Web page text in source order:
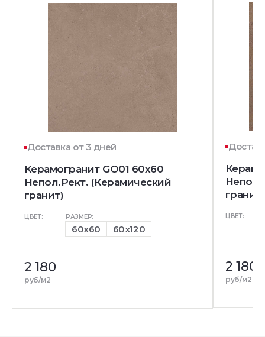
Доставка от 3 дней
Керамогранит GO01 60x60
Непол.Рект. (Керамический
гранит)
ЦВЕТ: РАЗМЕР:
60x60 60x120
2 180
руб/м2
гранит)
ЦВЕТ:
2 180
руб/м2